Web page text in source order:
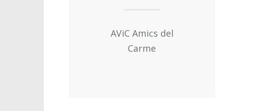
AViC Amics del
Carme